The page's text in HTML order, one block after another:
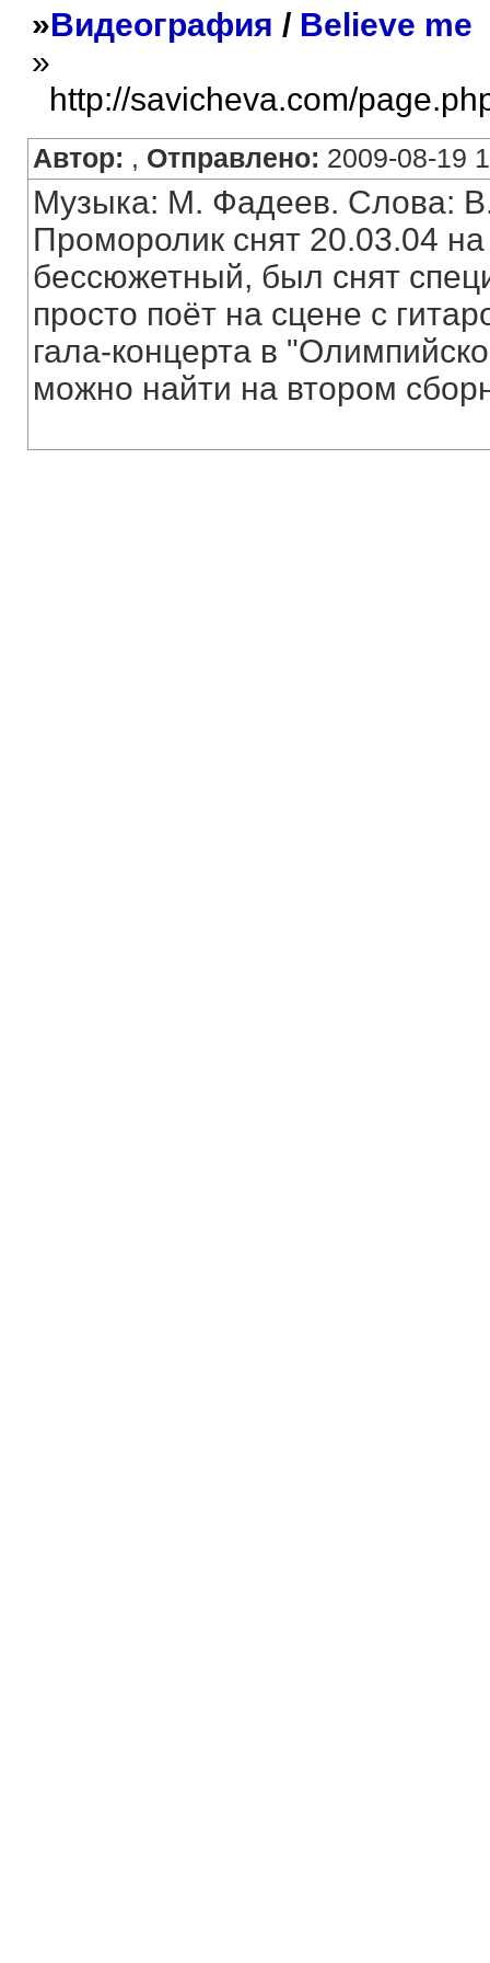
»Видеография / Believe me
»
http://savicheva.com/
Автор: , Отправлено: 2009-08-19
Музыка: М. Фадеев. Слова:
Проморолик снят 20.03.04
бессюжетный, был снят
просто поёт на сцене с
гала-концерта в
можно найти на втором